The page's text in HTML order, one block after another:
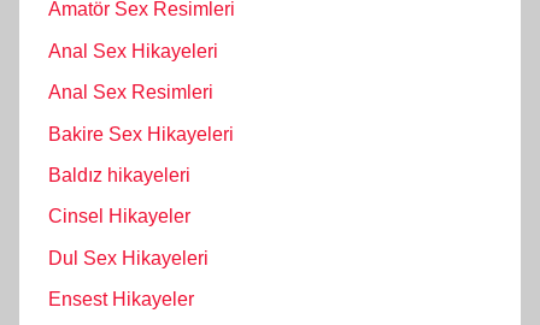
Amatör Sex Resimleri
Anal Sex Hikayeleri
Anal Sex Resimleri
Bakire Sex Hikayeleri
Baldız hikayeleri
Cinsel Hikayeler
Dul Sex Hikayeleri
Ensest Hikayeler